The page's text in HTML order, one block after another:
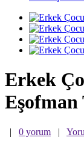
Erkek
Eşofman
| 0 yorum |